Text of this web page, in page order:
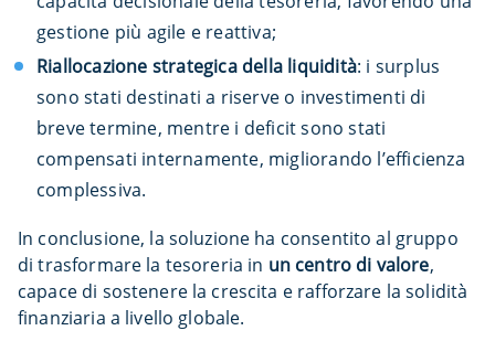
gestione più agile e reattiva;
Riallocazione strategica della liquidità: i surplus
sono stati destinati a riserve o investimenti di
breve termine, mentre i deficit sono stati
compensati internamente, migliorando l’efficienza
complessiva.
In conclusione, la soluzione ha consentito al gruppo
di trasformare la tesoreria in un centro di valore,
capace di sostenere la crescita e rafforzare la solidità
finanziaria a livello globale.